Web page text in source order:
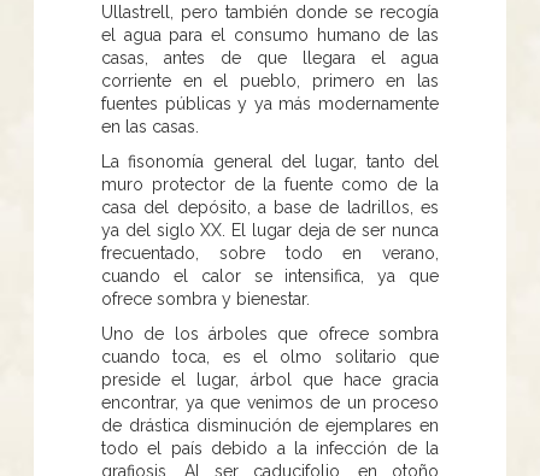
Ullastrell, pero también donde se recogía
el agua para el consumo humano de las
casas, antes de que llegara el agua
corriente en el pueblo, primero en las
fuentes públicas y ya más modernamente
en las casas.
La fisonomía general del lugar, tanto del
muro protector de la fuente como de la
casa del depósito, a base de ladrillos, es
ya del siglo XX. El lugar deja de ser nunca
frecuentado, sobre todo en verano,
cuando el calor se intensifica, ya que
ofrece sombra y bienestar.
Uno de los árboles que ofrece sombra
cuando toca, es el olmo solitario que
preside el lugar, árbol que hace gracia
encontrar, ya que venimos de un proceso
de drástica disminución de ejemplares en
todo el país debido a la infección de la
grafiosis. Al ser caducifolio, en otoño